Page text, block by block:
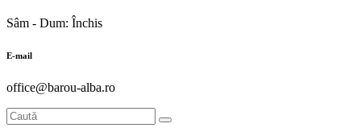
Sâm - Dum: Închis
E-mail
office@barou-alba.ro